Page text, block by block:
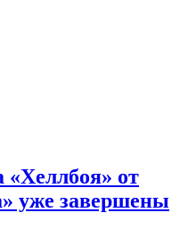
«Хеллбоя» от
уже завершены